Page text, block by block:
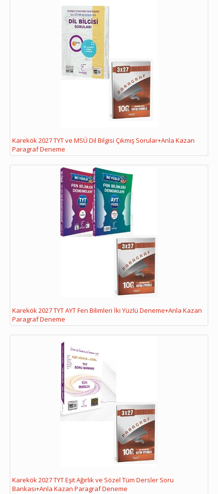
Karekök 2027 TYT ve MSÜ Dil Bilgisi Çıkmış Sorular+Anla Kazan
Paragraf Deneme
Karekök 2027 TYT AYT Fen Bilimleri İki Yüzlü Deneme+Anla Kazan
Paragraf Deneme
Karekök 2027 TYT Eşit Ağırlık ve Sözel Tüm Dersler Soru
Bankası+Anla Kazan Paragraf Deneme